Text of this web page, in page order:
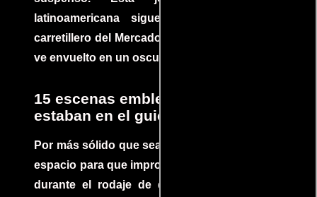
latinoamericana sigue la historia de un
carretillero del Mercado 4 de Asunción que se
ve envuelto en un oscuro mundo de crimen
15 escenas emblemáticas que no
estaban en el guion
Por más sólido que sea un guión siempre hay
espacio para que improvisaciones que se dan
durante el rodaje de determinadas escenas